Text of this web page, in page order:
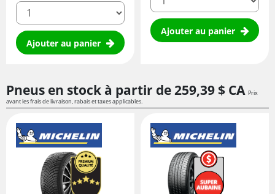
quantité
Ajouter au panier
Ajouter au panier
Pneus en stock à partir de259,39 $ CA Prix
avant les frais de livraison, rabais et taxes applicables.